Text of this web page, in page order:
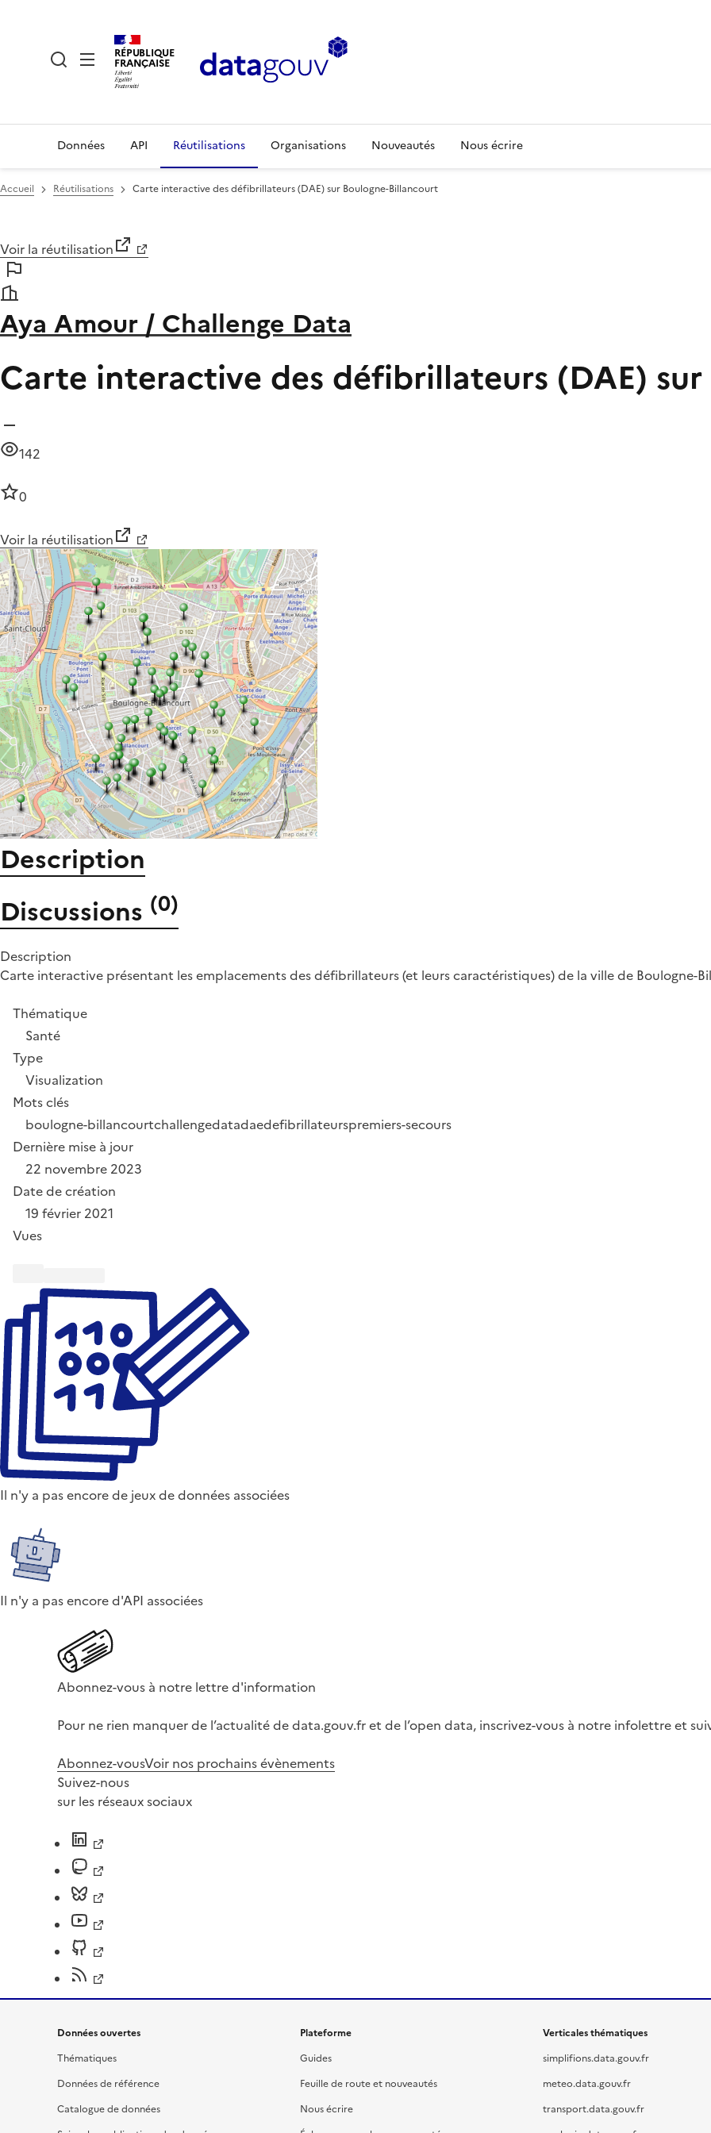
RÉPUBLIQUE
FRANÇAISE
Données API Réutilisations Organisations Nouveautés Nous écrire
Accueil Réutilisations Carte interactive des défibrillateurs (DAE) sur Boulogne-Billancourt
Voir la réutilisation
Aya Amour / Challenge Data
Carte interactive des défibrillateurs (DAE)
142
0
Voir la réutilisation
Description
Discussions (0)
Description
Carte interactive présentant les emplacements des défibrillateurs (et leurs caractéristiques) de la ville de Boulogne-
Thématique
Santé
Type
Visualization
Mots clés
boulogne-billancourtchallengedatadaedefibrillateurspremiers-secours
Dernière mise à jour
22 novembre 2023
Date de création
19 février 2021
Vues
Il n'y a pas encore de jeux de données associées
Il n'y a pas encore d'API associées
Abonnez-vous à notre lettre d'information
Pour ne rien manquer de l’actualité de data.gouv.fr et de l’open data, inscrivez-vous à notre infolettre et
Abonnez-vousVoir nos prochains évènements
Suivez-nous
sur les réseaux sociaux
Données ouvertes
Thématiques
Données de référence
Catalogue de données
Plateforme
Guides
Feuille de route et nouveautés
Nous écrire
Verticales thématiques
simplifions.data.gouv.fr
meteo.data.gouv.fr
transport.data.gouv.fr